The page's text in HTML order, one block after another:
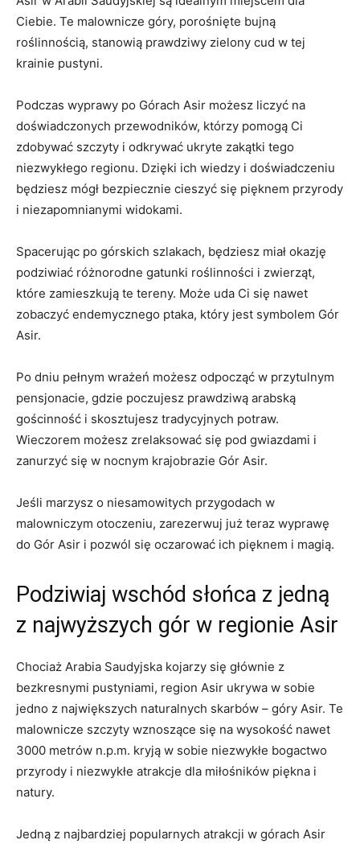
Ciebie. Te malownicze góry, porośnięte bujną
roślinnością, stanowią‍ prawdziwy zielony cud ⁣w tej
krainie ​pustyni.
Podczas wyprawy ‍po⁣ Górach Asir możesz liczyć na
doświadczonych przewodników, ⁤którzy ⁣pomogą Ci
zdobywać szczyty i odkrywać‌ ukryte ⁢zakątki tego
‌niezwykłego regionu. ​Dzięki ich wiedzy i ‌doświadczeniu
⁣będziesz mógł ‍bezpiecznie cieszyć się pięknem przyrody
i‌ niezapomnianymi⁣ widokami.
Spacerując po górskich​ szlakach, będziesz miał okazję
podziwiać różnorodne gatunki roślinności i zwierząt,
które zamieszkują⁣ te tereny. Może uda ‌Ci się nawet
zobaczyć endemycznego ptaka, który jest symbolem Gór
Asir.
Po dniu pełnym wrażeń możesz odpocząć w przytulnym
pensjonacie,‍ gdzie poczujesz prawdziwą arabską
gościnność‌ i skosztujesz tradycyjnych potraw.
Wieczorem ⁤możesz zrelaksować się pod⁢ gwiazdami i
‍zanurzyć się ⁣w nocnym krajobrazie Gór Asir.
Jeśli marzysz o niesamowitych ‍przygodach w
malowniczym otoczeniu, zarezerwuj⁣ już ‌teraz ‌wyprawę
⁣do Gór Asir i ⁣pozwól ​się oczarować ich ⁣pięknem i ‌magią.
Podziwiaj wschód słońca z jedną
z ⁣najwyższych gór w regionie Asir
Chociaż Arabia Saudyjska kojarzy się głównie z​
bezkresnymi⁤ pustyniami, region​ Asir⁤ ukrywa w sobie⁢
jedno z ‌największych naturalnych skarbów –⁢ góry ⁤Asir. Te
malownicze szczyty wznoszące się ⁤na ​wysokość nawet‍
3000 metrów​ n.p.m. kryją w sobie ⁤niezwykłe bogactwo
przyrody i ‍niezwykłe atrakcje dla miłośników piękna i
natury.
Jedną z najbardziej popularnych atrakcji w górach Asir